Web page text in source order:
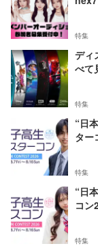
特集
ディ
べて
特集
“日
ター
特集
“日
コン
特集